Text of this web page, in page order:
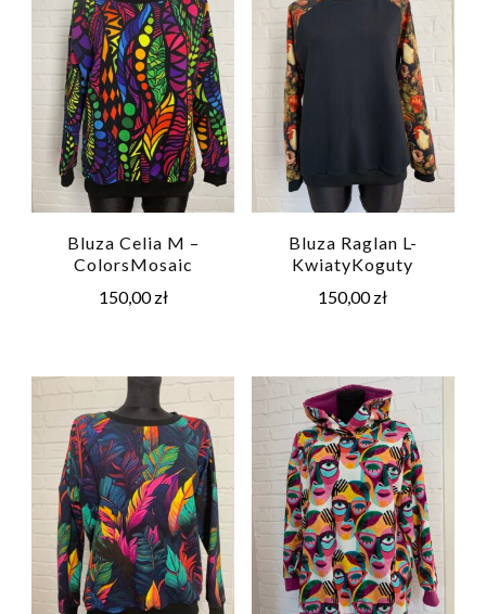
Bluza Celia M –
ColorsMosaic
150,00zł
Bluza Raglan L-
KwiatyKoguty
150,00zł